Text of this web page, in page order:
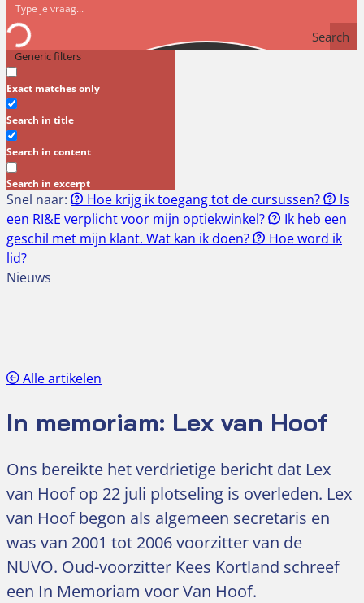
Search
Generic filters
Exact matches only
Search in title
Search in content
Search in excerpt
Snel naar: Hoe krijg ik toegang tot de cursussen?
Is
een RI&E verplicht voor mijn optiekwinkel?
Ik heb een
geschil met mijn klant. Wat kan ik doen?
Hoe word ik
lid?
Nieuws
Alle artikelen
In memoriam: Lex van Hoof
Ons bereikte het verdrietige bericht dat Lex
van Hoof op 22 juli plotseling is overleden. Lex
van Hoof begon als algemeen secretaris en
was van 2001 tot 2006 voorzitter van de
NUVO. Oud-voorzitter Kees Kortland schreef
een In Memoriam voor Van Hoof.